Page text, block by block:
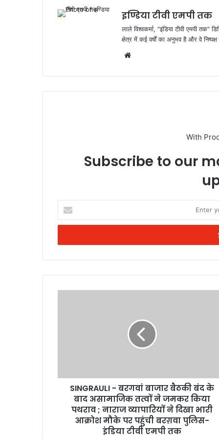
k
इण्डिया टीवी एमपी तक
लाले विश्वकर्मा, "इंडिया टीवी एमपी
क्षेत्र में कई वर्षों का अनुभव है और वे
With
Subscribe to our
your
Email
SINGRAULI - बरगवां बाजार बैठकी बंद के
बाद असामाजिक तत्वों ने जमकर किया
पथराव ; नाराज व्यापारियों ने दिखा भारी
आक्रोश मौके पर पहुंची बरग़वा पुलिस-
इंडिया टीवी एमपी तक